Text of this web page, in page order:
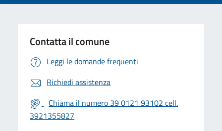
Contatta il comune
Leggi le domande frequenti
Richiedi assistenza
Chiama il numero 39 0121 93102 cell.
3921355827